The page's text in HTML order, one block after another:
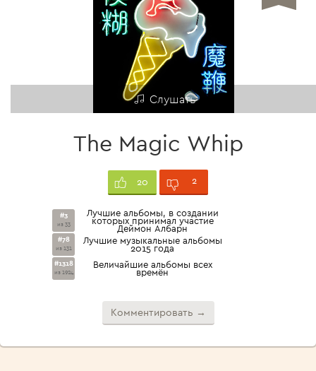
Слушать
The Magic Whip
20 2
#3
из 33
Лучшие альбомы, в создании
которых принимал участие
Деймон Албарн
#78
из 131
Лучшие музыкальные альбомы
2015 года
#1318
из 1924
Величайшие альбомы всех
времён
Комментировать →